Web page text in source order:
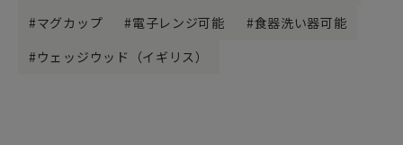
マグカップ
電子レンジ可能
食器洗い器可能
ウェッジウッド（イギリス）